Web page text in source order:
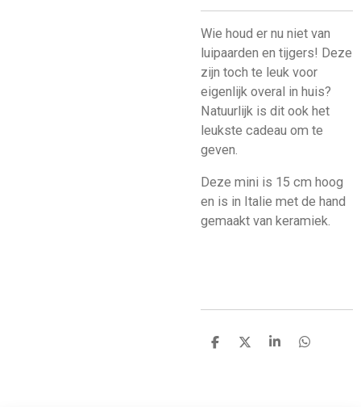
Wie houd er nu niet van
luipaarden en tijgers! Deze
zijn toch te leuk voor
eigenlijk overal in huis?
Natuurlijk is dit ook het
leukste cadeau om te
geven.
Deze mini is 15 cm hoog
en is in Italie met de hand
gemaakt van keramiek.
D
D
S
D